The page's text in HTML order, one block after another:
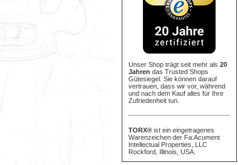
Unser Shop trägt seit mehr als 20
Jahren das Trusted Shops
Gütesiegel. Sie können darauf
vertrauen, dass wir vor, während
und nach dem Kauf alles für Ihre
Zufriedenheit tun.
TORX® ist ein eingetragenes
Warenzeichen der Fa.Acument
Intellectual Properties, LLC
Rockford, Illinois, USA.